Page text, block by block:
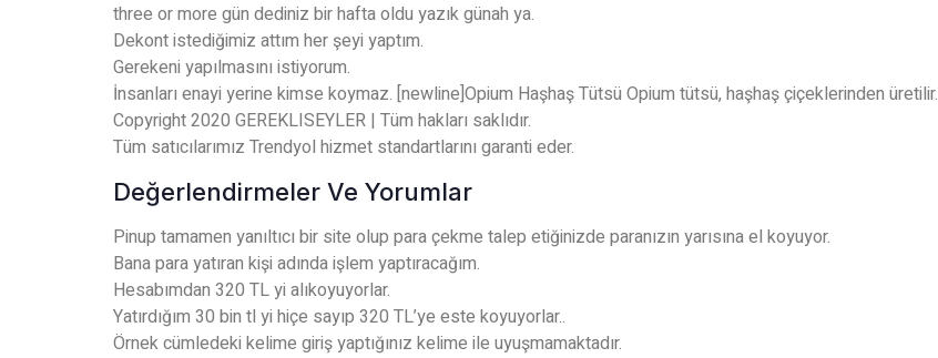
three or more gün dediniz bir hafta oldu yazık günah ya.
Dekont istediğimiz attım her şeyi yaptım.
Gerekeni yapılmasını istiyorum.
İnsanları enayi yerine kimse koymaz. [newline]Opium Haşhaş Tütsü Opium tütsü, haşhaş çiçeklerinden üretilir.
Copyright 2020 GEREKLISEYLER | Tüm hakları saklıdır.
Tüm satıcılarımız Trendyol hizmet standartlarını garanti eder.
Değerlendirmeler Ve Yorumlar
Pinup tamamen yanıltıcı bir site olup para çekme talep etiğinizde paranızın yarısına el koyuyor.
Bana para yatıran kişi adında işlem yaptıracağım.
Hesabımdan 320 TL yi alıkoyuyorlar.
Yatırdığım 30 bin tl yi hiçe sayıp 320 TL’ye este koyuyorlar..
Örnek cümledeki kelime giriş yaptığınız kelime ile uyuşmamaktadır.